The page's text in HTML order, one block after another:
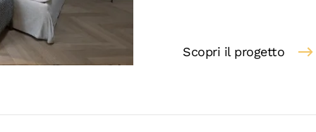
Scopri il progetto